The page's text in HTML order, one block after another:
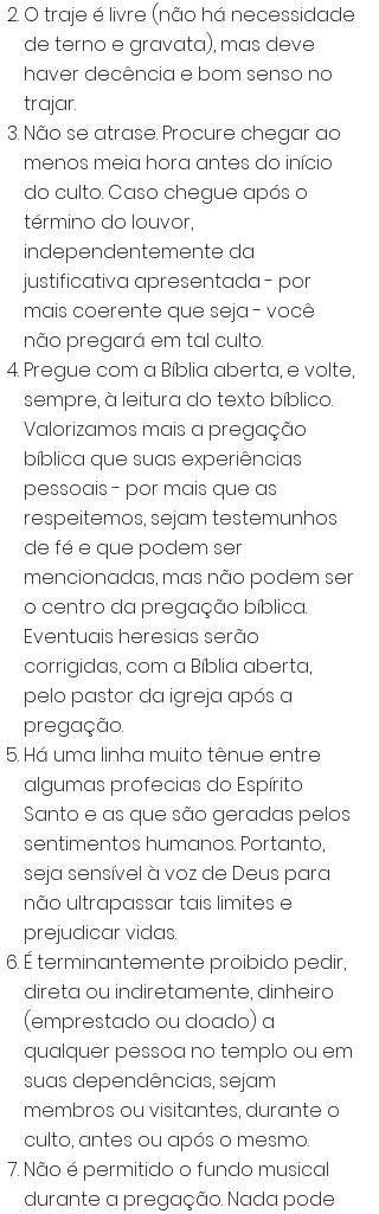
O traje é livre (não há necessidade
de terno e gravata), mas deve
haver decência e bom senso no
trajar.
Não se atrase. Procure chegar ao
menos meia hora antes do início
do culto. Caso chegue após o
término do louvor,
independentemente da
justificativa apresentada - por
mais coerente que seja - você
não pregará em tal culto.
Pregue com a Bíblia aberta, e volte,
sempre, à leitura do texto bíblico.
Valorizamos mais a pregação
bíblica que suas experiências
pessoais - por mais que as
respeitemos, sejam testemunhos
de fé e que podem ser
mencionadas, mas não podem ser
o centro da pregação bíblica.
Eventuais heresias serão
corrigidas, com a Bíblia aberta,
pelo pastor da igreja após a
pregação.
Há uma linha muito tênue entre
algumas profecias do Espírito
Santo e as que são geradas pelos
sentimentos humanos. Portanto,
seja sensível à voz de Deus para
não ultrapassar tais limites e
prejudicar vidas.
É terminantemente proibido pedir,
direta ou indiretamente, dinheiro
(emprestado ou doado) a
qualquer pessoa no templo ou em
suas dependências, sejam
membros ou visitantes, durante o
culto, antes ou após o mesmo.
Não é permitido o fundo musical
durante a pregação. Nada pode